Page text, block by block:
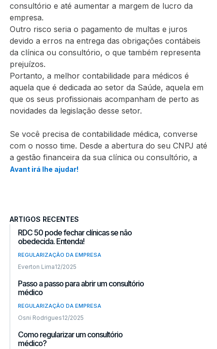
consultório e até aumentar a margem de lucro da
empresa.
Outro risco seria o pagamento de multas e juros
devido a erros na entrega das obrigações contábeis
da clínica ou consultório, o que também representa
prejuízos.
Portanto, a melhor contabilidade para médicos é
aquela que é dedicada ao setor da Saúde, aquela em
que os seus profissionais acompanham de perto as
novidades da legislação desse setor.
Se você precisa de contabilidade médica, converse
com o nosso time. Desde a abertura do seu CNPJ até
a gestão financeira da sua clínica ou consultório, a
Avant irá lhe ajudar!
ARTIGOS RECENTES
RDC 50 pode fechar clínicas se não
obedecida. Entenda!
REGULARIZAÇÃO DA EMPRESA
Everton Lima12/2025
Passo a passo para abrir um consultório
médico
REGULARIZAÇÃO DA EMPRESA
Osni Rodrigues12/2025
Como regularizar um consultório
médico?